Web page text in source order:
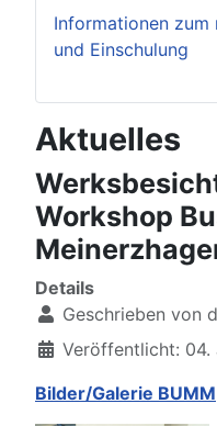
Informationen zum
und Einschulung
Aktuelles
Workshop
Details
Geschrieben von
Veröffentlicht: 04.
Bilder/Galerie BUMM